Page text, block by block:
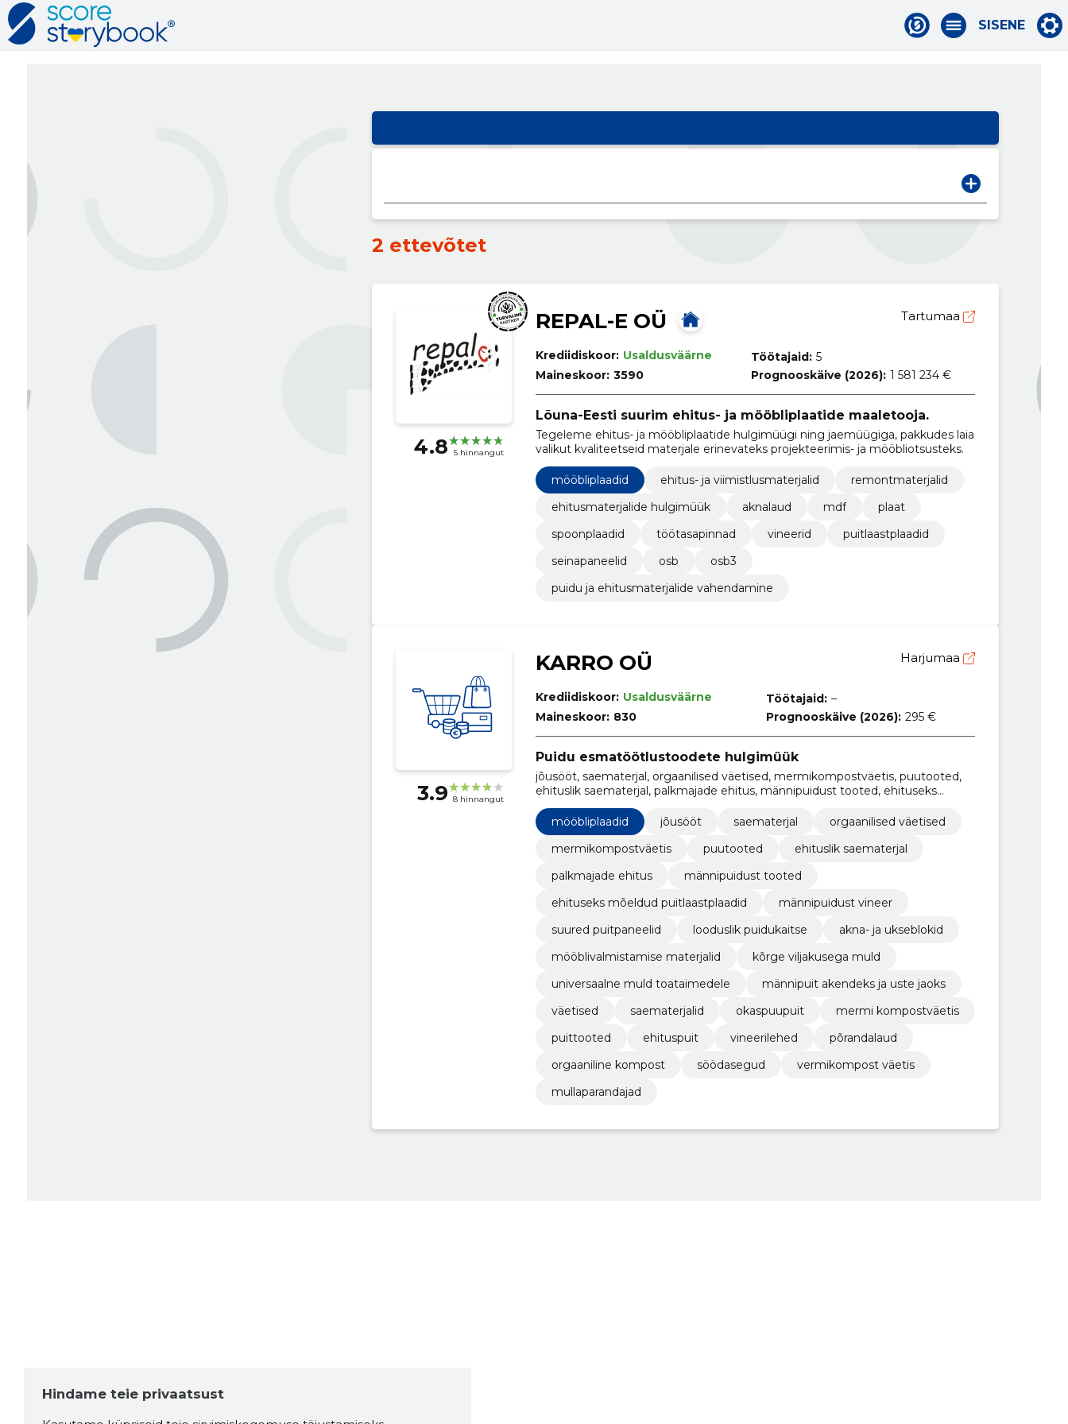
SISENE
2 ettevõtet
4.8 5 hinnangut
REPAL-E OÜ Tartumaa
Krediidiskoor: Usaldusväärne
Maineskoor: 3590
Töötajaid: 5
Prognooskäive (2026): 1 581 234 €
Lõuna-Eesti suurim ehitus- ja mööbliplaatide maaletooja.
Tegeleme ehitus- ja mööbliplaatide hulgimüügi ning jaemüügiga, pakkudes laia
valikut kvaliteetseid materjale erinevateks projekteerimis- ja mööbliotsusteks.
mööbliplaadid ehitus- ja viimistlusmaterjalid
remontmaterjalid
ehitusmaterjalide hulgimüük
aknalaud mdf
plaat
spoonplaadid
töötasapinnad vineerid
puitlaastplaadid
seinapaneelid
osb
osb3
puidu ja ehitusmaterjalide vahendamine
3.9 8 hinnangut
KARRO OÜ Harjumaa
Krediidiskoor: Usaldusväärne
Maineskoor: 830
Töötajaid: –
Prognooskäive (2026): 295 €
Puidu esmatöötlustoodete hulgimüük
jõusööt, saematerjal, orgaanilised väetised, mermikompostväetis, puutooted,
ehituslik saematerjal, palkmajade ehitus, männipuidust tooted, ehituseks
mööbliplaadid
jõusööt saematerjal
orgaanilised väetised
mermikompostväetis
puutooted
ehituslik saematerjal
palkmajade ehitus
männipuidust tooted
ehituseks mõeldud puitlaastplaadid
männipuidust vineer
suured puitpaneelid
looduslik puidukaitse
akna- ja ukseblokid
mööblivalmistamise materjalid
kõrge viljakusega muld
universaalne muld toataimedele
männipuit akendeks ja uste jaoks
väetised
saematerjalid okaspuupuit
mermi kompostväetis
puittooted
ehituspuit vineerilehed
põrandalaud
orgaaniline kompost
söödasegud
vermikompost väetis
mullaparandajad
Hindame teie privaatsust